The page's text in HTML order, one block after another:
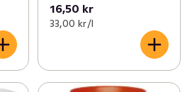
16,50 kr
33,00 kr /l